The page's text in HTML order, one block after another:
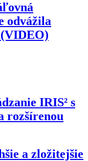
odvážila
IRIS² s
rozšírenou
a zložitejšie